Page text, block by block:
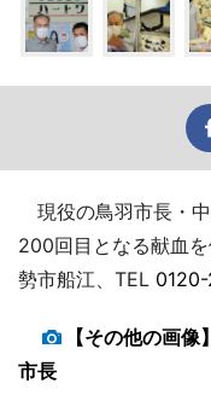
現役の鳥羽市長・
200回目となる献血
勢市船江、TEL
【その他の画
市長